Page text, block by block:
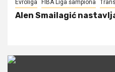
Evroliga FIBA Liga šampiona
Alen Smailagić